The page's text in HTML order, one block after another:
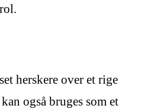
herskere over et rige
også bruges som et